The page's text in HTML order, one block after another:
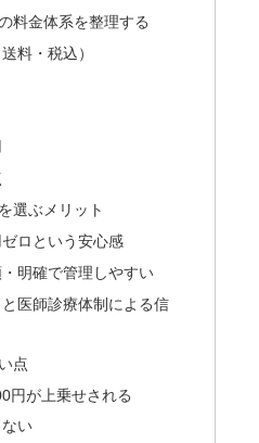
料金体系を整理する
料・税込）
選ぶメリット
ロという安心感
明確で管理しやすい
医師診療体制による信
点
円が上乗せされる
い